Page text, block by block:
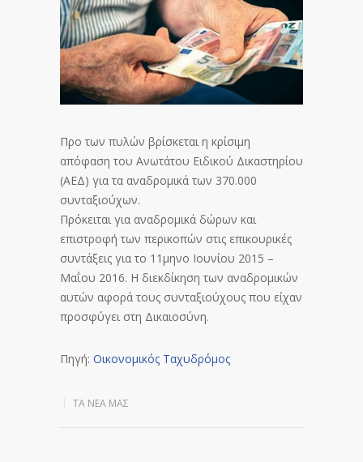
Προ των πυλών βρίσκεται η κρίσιμη
απόφαση του Ανωτάτου Ειδικού Δικαστηρίου
(ΑΕΔ) για τα αναδρομικά των 370.000
συνταξιούχων.
Πρόκειται για αναδρομικά δώρων και
επιστροφή των περικοπών στις επικουρικές
συντάξεις για το 11μηνο Ιουνίου 2015 –
Μαΐου 2016. Η διεκδίκηση των αναδρομικών
αυτών αφορά τους συνταξιούχους που είχαν
προσφύγει στη Δικαιοσύνη.
Πηγή: Οικονομικός Ταχυδρόμος
ΤΑ ΝΈΑ ΜΑΣ